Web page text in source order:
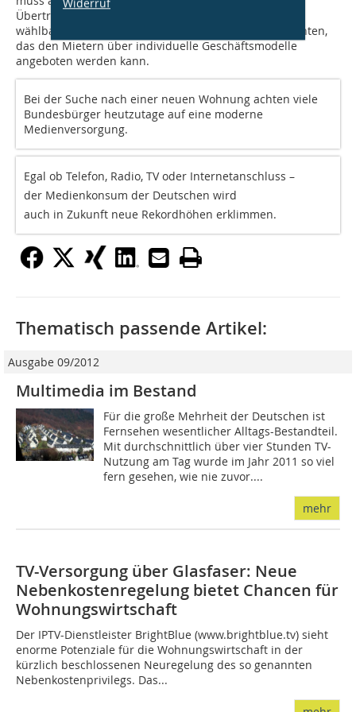
Übertragungsnetze, exzellenter Service und ein frei
wählbares Diensteangebot, nicht nur eines Vorlieferanten,
das den Mietern über individuelle Geschäftsmodelle
angeboten werden kann.
Bei der Suche nach einer neuen Wohnung achten viele
Bundesbürger heutzutage auf eine moderne
Medienversorgung.
Egal ob Telefon, Radio, TV oder Internetanschluss –
der Medienkonsum der Deutschen wird
auch in Zukunft neue Rekordhöhen erklimmen.
Widerruf
Thematisch passende Artikel:
Ausgabe 09/2012
Multimedia im Bestand
Für die große Mehrheit der Deutschen ist
Fernsehen wesentlicher Alltags-Bestandteil.
Mit durchschnittlich über vier Stunden TV-
Nutzung am Tag wurde im Jahr 2011 so viel
fern gesehen, wie nie zuvor....
mehr
TV-Versorgung über Glasfaser: Neue
Nebenkostenregelung bietet Chancen für
Wohnungswirtschaft
Der IPTV-Dienstleister BrightBlue (www.brightblue.tv) sieht
enorme Potenziale für die Wohnungswirtschaft in der
kürzlich beschlossenen Neuregelung des so genannten
Nebenkostenprivilegs. Das...